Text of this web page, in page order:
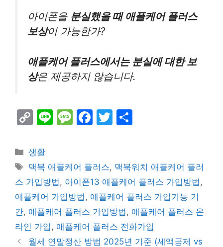
아이폰을 분실했을 때 애플케어 플러스
보상이 가능한가?
애플케어 플러스에서는 분실에 대한 보
상은 제공하지 않습니다.
C
p
y
Li
n
k
Li M
s
a
g
e
F
e
b
o
o
k
T
er e
Categories
생활
Tags
맥북 애플케어 플러스, 맥북워치 애플케어 플러
스 가입방법 , 아이폰13 애플케어 플러스 가입방법 ,
애플케어 가입방법 , 애플케어 플러스 가입가능 기
간, 애플케어 플러스 가입방법 , 애플케어 플러스 온
라인 가입 , 애플케어 플러스 전화가입
월세 연말정산 방법 2025년 기준 (세액공제 vs